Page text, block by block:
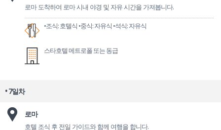
로마 도착하여 로마 시내 야경 및 자유 시간을 가져봅니다.
•조식: 호텔식 •중식: 자유식 •석식: 자유식
스타호텔 메트로폴 또는 동급
• 7일차
로마
호텔 조식 후 전일 가이드와 함께 여행을 합니다.